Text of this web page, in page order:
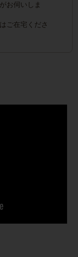
お伺いしま
ご在宅くださ